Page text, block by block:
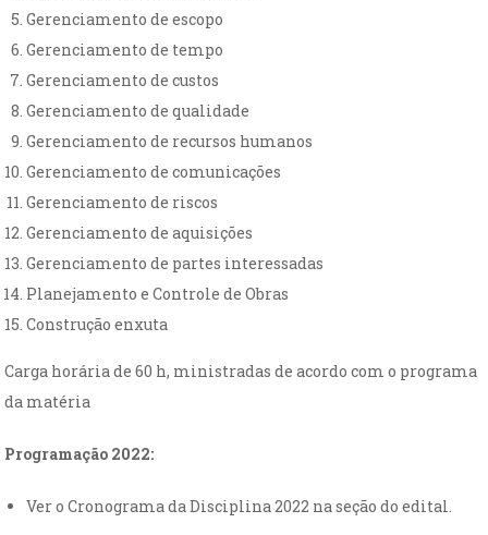
Gerenciamento de escopo
Gerenciamento de tempo
Gerenciamento de custos
Gerenciamento de qualidade
Gerenciamento de recursos humanos
Gerenciamento de comunicações
Gerenciamento de riscos
Gerenciamento de aquisições
Gerenciamento de partes interessadas
Planejamento e Controle de Obras
Construção enxuta
Carga horária de 60 h, ministradas de acordo com o programa
da matéria
Programação 2022:
Ver o Cronograma da Disciplina 2022 na seção do edital.